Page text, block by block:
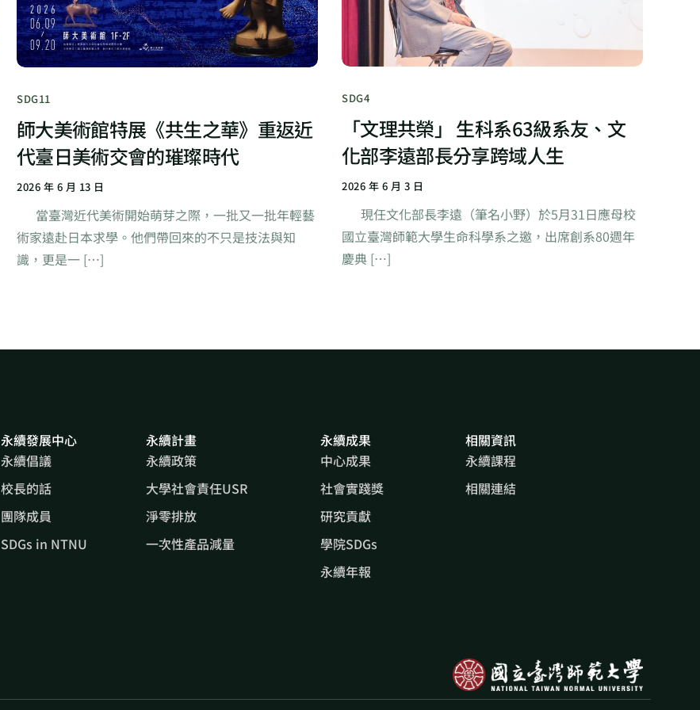
SDG11
師大美術館特展《共生之華》重返近
代臺日美術交會的璀璨時代
2026 年 6 月 13 日
當臺灣近代美術開始萌芽之際，一批又一批年輕藝
術家遠赴日本求學。他們帶回來的不只是技法與知
識，更是一 […]
SDG4
「文理共榮」 生科系63級系友、文
化部李遠部長分享跨域人生
2026 年 6 月 3 日
現任文化部長李遠（筆名小野）於5月31日應母校
國立臺灣師範大學生命科學系之邀，出席創系80週年
慶典 […]
永續發展中心
永續倡議
校長的話
團隊成員
SDGs in NTNU
永續計畫
永續政策
大學社會責任USR
淨零排放
一次性產品減量
永續成果
中心成果
社會實踐獎
研究貢獻
學院SDGs
永續年報
相關資訊
永續課程
相關連結